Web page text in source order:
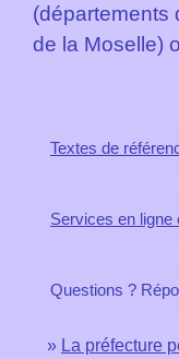
(départements
de la Moselle)
Textes de
Services en ligne
Questions ?
La préfecture